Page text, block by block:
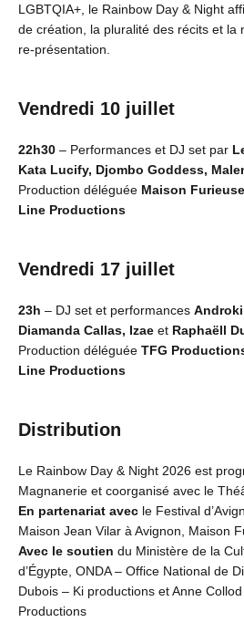
LGBTQIA+, le Rainbow Day & Night
de création, la pluralité des récits et la
re-présentation.
Vendredi 10 juillet
22h30 – Performances et DJ set par
Kata Lucify, Djombo Goddess,
Production déléguée Maison Furieuse
Line Productions
Vendredi 17 juillet
23h – DJ set et performances
Diamanda Callas, Izae et Raphaëll
Production déléguée TFG
Line Productions
Distribution
Le Rainbow Day & Night 2026 est
Magnanerie et coorganisé avec le
En partenariat avec le Festival
Maison Jean Vilar à Avignon, Maison
Avec le soutien du Ministère de la
d’Égypte, ONDA – Office National de
Dubois – Ki productions et Anne
Productions